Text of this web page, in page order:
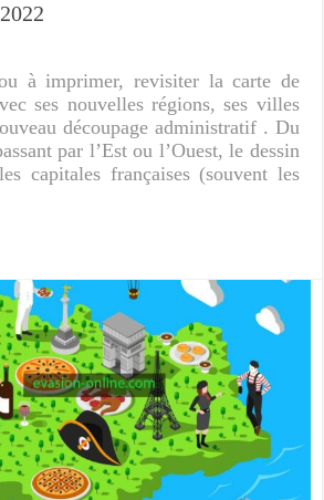
à imprimer, revisiter la carte de
ses nouvelles régions, ses villes
découpage administratif . Du
par l’Est ou l’Ouest, le dessin
capitales françaises (souvent les